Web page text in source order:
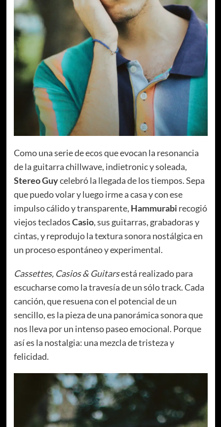
Como una serie de ecos que evocan la resonancia
de la guitarra chillwave, indietronic y soleada,
Stereo Guycelebró la llegada de los tiempos. Sepa
que puedo volar y luego irme a casa y con ese
impulso cálido y transparente, Hammurabi recogió
viejos tecladosCasio, sus guitarras, grabadoras y
cintas, y reprodujo la textura sonora nostálgica en
un proceso espontáneo y experimental.
Cassettes, Casios & Guitarsestá realizado para
escucharse como la travesía de un sólo track. Cada
canción, que resuena con el potencial de un
sencillo, es la pieza de una panorámica sonora que
nos lleva por un intenso paseo emocional. Porque
así es la nostalgia: una mezcla de tristeza y
felicidad.